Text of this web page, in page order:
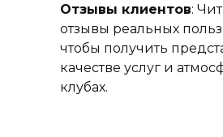
Отзывы клиентов:
отзывы реальных
чтобы получить
качестве услуг и
клубах.